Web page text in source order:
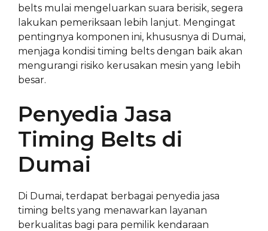
belts mulai mengeluarkan suara berisik, segera
lakukan pemeriksaan lebih lanjut. Mengingat
pentingnya komponen ini, khususnya di Dumai,
menjaga kondisi timing belts dengan baik akan
mengurangi risiko kerusakan mesin yang lebih
besar.
Penyedia Jasa
Timing Belts di
Dumai
Di Dumai, terdapat berbagai penyedia jasa
timing belts yang menawarkan layanan
berkualitas bagi para pemilik kendaraan